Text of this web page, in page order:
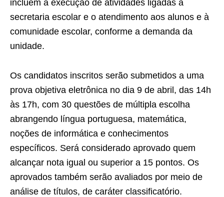
incluem a execução de atividades ligadas à
secretaria escolar e o atendimento aos alunos e à
comunidade escolar, conforme a demanda da
unidade.
Os candidatos inscritos serão submetidos a uma
prova objetiva eletrônica no dia 9 de abril, das 14h
às 17h, com 30 questões de múltipla escolha
abrangendo língua portuguesa, matemática,
noções de informática e conhecimentos
específicos. Será considerado aprovado quem
alcançar nota igual ou superior a 15 pontos. Os
aprovados também serão avaliados por meio de
análise de títulos, de caráter classificatório.